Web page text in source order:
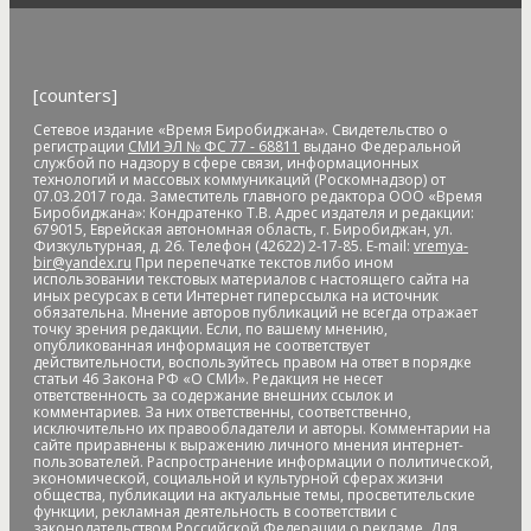
Артём АкименкоАртём КуликовАрхангельскархив
Банк Россиибанки
банковские_картыбанковский роумингбанкротство
барельеф баскетболБастакБастрыкинбатутБедность
бездомныебездомные животныебезналичные платежи
Безопасное колесо-2019безопасностьБезопасные и
качественные дорогибезработица белкабензинБеринг
Берл Лазарбесплатные лекарстваБессмертные дела
Бессмертный полкбесхозяйственностьбешенство
библиотекабизнесбизнес без поддержкибизнес-
омбудсменбиометрияБира БираканБирария
БиробидажанБиробиджанБиробиджан-2
Биробиджанская воспитательная колония
Биробиджанская таможняБиробиджанская ТЭЦ
Биробиджанский АрбатБиробиджанский военный
гарнизонный судБиробиджанский колледж культуры и
искусствБиробиджанский районБирофельдбиткоин
[counters]
Сетевое издание «Время Биробиджана». Свидетельство о
регистрации СМИ ЭЛ № ФС 77 - 68811 выдано Федеральной
службой по надзору в сфере связи, информационных
технологий и массовых коммуникаций (Роскомнадзор) от
07.03.2017 года. Заместитель главного редактора ООО «Время
Биробиджана»: Кондратенко Т.В. Адрес издателя и редакции:
679015, Еврейская автономная область, г. Биробиджан, ул.
Физкультурная, д. 26. Телефон (42622) 2-17-85. E-mail: vremya-
bir@yandex.ru При перепечатке текстов либо ином
использовании текстовых материалов с настоящего сайта на
иных ресурсах в сети Интернет гиперссылка на источник
обязательна. Мнение авторов публикаций не всегда отражает
точку зрения редакции. Если, по вашему мнению,
опубликованная информация не соответствует
действительности, воспользуйтесь правом на ответ в порядке
статьи 46 Закона РФ «О СМИ». Редакция не несет
ответственность за содержание внешних ссылок и
комментариев. За них ответственны, соответственно,
исключительно их правообладатели и авторы. Комментарии на
сайте приравнены к выражению личного мнения интернет-
пользователей. Распространение информации о политической,
экономической, социальной и культурной сферах жизни
общества, публикации на актуальные темы, просветительские
функции, рекламная деятельность в соответствии с